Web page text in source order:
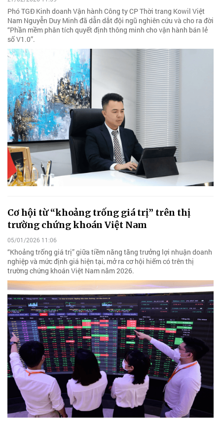
Phó TGĐ Kinh doanh Vận hành Công ty CP Thời trang Kowil Việt
Nam Nguyễn Duy Minh đã dẫn dắt đội ngũ nghiên cứu và cho ra đời
“Phần mềm phân tích quyết định thông minh cho vận hành bán lẻ
số V1.0”.
Cơ hội từ “khoảng trống giá trị” trên thị
trường chứng khoán Việt Nam
05/01/2026 11:06
“Khoảng trống giá trị” giữa tiềm năng tăng trưởng lợi nhuận doanh
nghiệp và mức định giá hiện tại, mở ra cơ hội hiếm có trên thị
trường chứng khoán Việt Nam năm 2026.